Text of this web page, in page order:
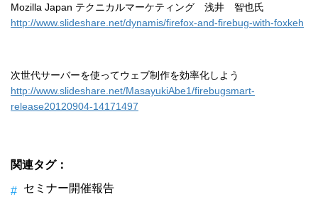
Mozilla Japan テクニカルマーケティング 浅井 智也氏
http://www.slideshare.net/dynamis/firefox-and-firebug-with-foxkeh
次世代サーバーを使ってウェブ制作を効率化しよう
http://www.slideshare.net/MasayukiAbe1/firebugsmart-
release20120904-14171497
関連タグ：
セミナー開催報告